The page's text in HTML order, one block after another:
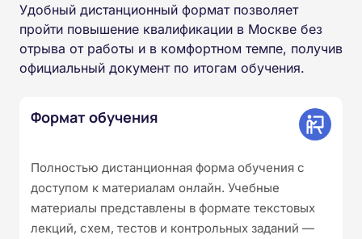
Удобный дистанционный формат позволяет
пройти повышение квалификации в Москве без
отрыва от работы и в комфортном темпе, получив
официальный документ по итогам обучения.
Формат обучения
Полностью дистанционная форма обучения с
доступом к материалам онлайн. Учебные
материалы представлены в формате текстовых
лекций, схем, тестов и контрольных заданий —